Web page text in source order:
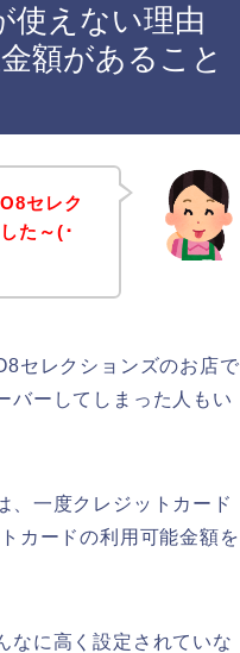
使えない理由
額があること
セレク
た～(･
セレクションズのお店で
バーしてしまった人もい
、一度クレジットカード
カードの利用可能金額を
なに高く設定されていな